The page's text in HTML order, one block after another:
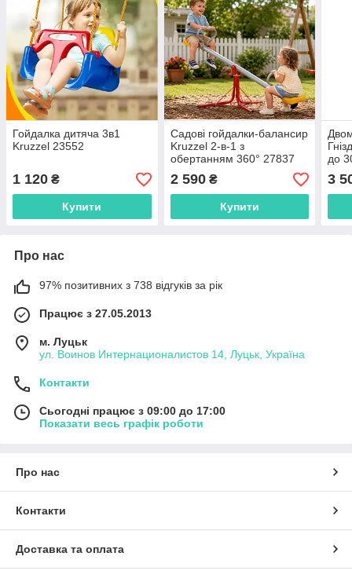
Гойдалка дитяча 3в1
Kruzzel 23552
1 120 ₴
Купити
Садові гойдалки-балансир
Kruzzel 2-в-1 з
обертанням 360° 27837
2 590₴
Купити
до
для
3
Про нас
97% позитивних з 738 відгуків за рік
Працює з 27.05.2013
м. Луцьк
ул. Воинов Интернационалистов 14, Луцьк, Україна
Контакти
Сьогодні працює з 09:00 до 17:00
Показати весь графік роботи
Про нас
Контакти
Доставка та оплата